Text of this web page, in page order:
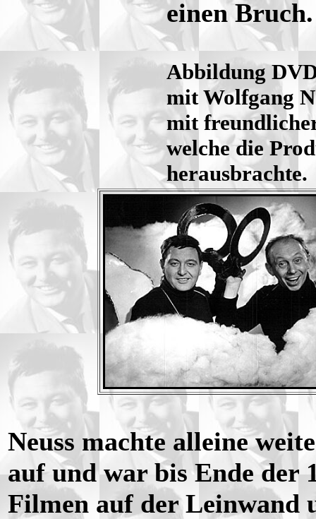
einen
Abbildung
mit Wolfgang
mit
welche die
herausbrachte.
Neuss machte alleine
auf und war bis Ende der
Filmen auf der Leinwand